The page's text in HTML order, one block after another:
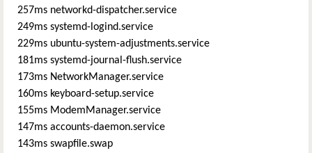
257ms networkd-dispatcher.service
249ms systemd-logind.service
229ms ubuntu-system-adjustments.service
181ms systemd-journal-flush.service
173ms NetworkManager.service
160ms keyboard-setup.service
155ms ModemManager.service
147ms accounts-daemon.service
143ms swapfile.swap